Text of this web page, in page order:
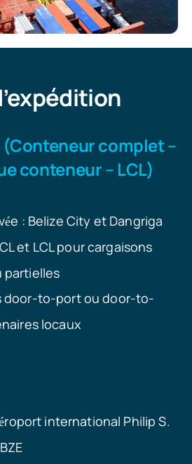
complet –
conteneur – LCL)
ée : Belize City et Dangriga
et LCL pour cargaisons
partielles
door-to-port ou door-to-
locaux
roport international Philip S.